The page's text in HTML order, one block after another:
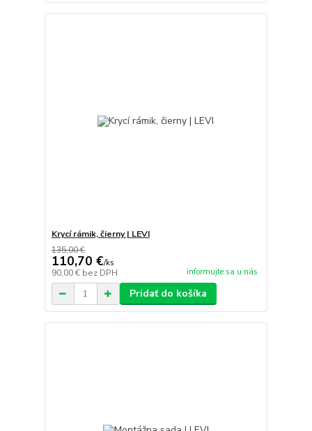
Krycí rámik, čierny | LEVI
135,00 €
110,70 €/ks
90,00 € bez DPH informujte sa u nás
Pridať do košíka